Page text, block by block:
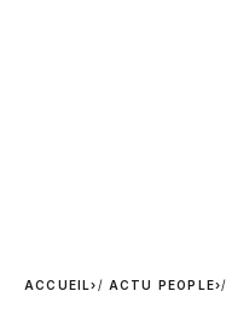
ACCUEIL› ACTU PEOPLE›